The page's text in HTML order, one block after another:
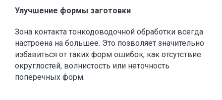
Улучшение формы заготовки
Зона контакта тонкодоводочной обработки всегда
настроена на большее. Это позволяет значительно
избавиться от таких форм ошибок, как отсутствие
округлостей, волнистость или неточность
поперечных форм.